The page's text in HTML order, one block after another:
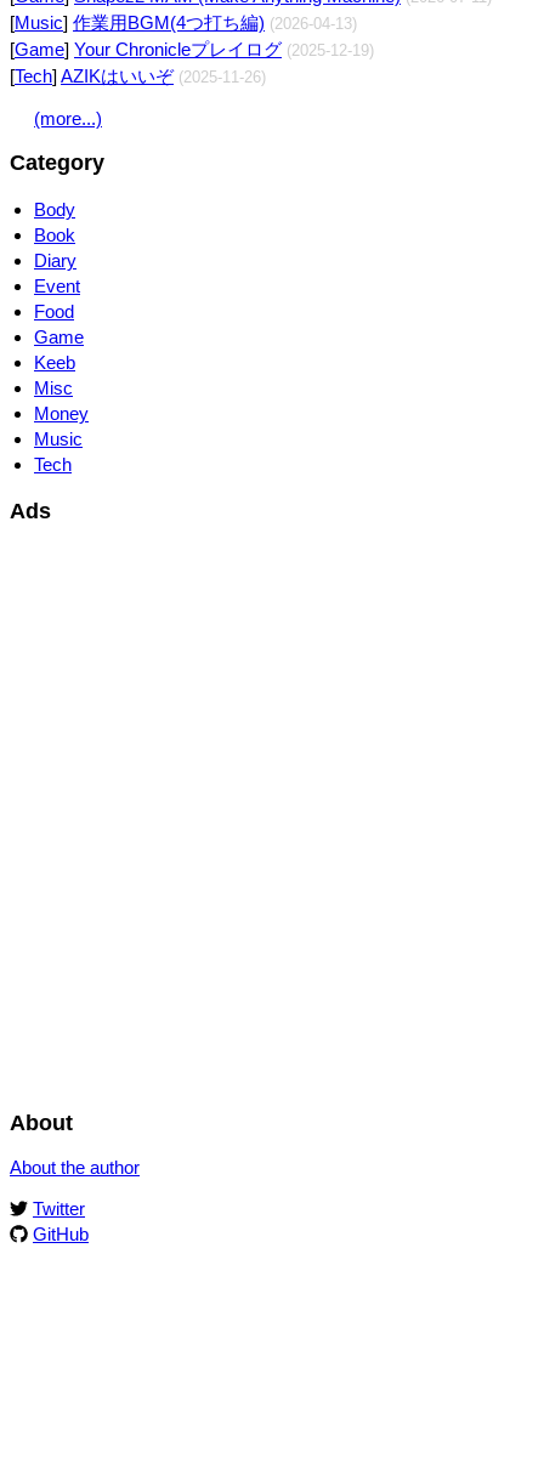
[Music] 作業用BGM(4つ打ち編) (2026-04-13)
[Game] Your Chronicleプレイログ (2025-12-19)
[Tech]AZIKはいいぞ (2025-11-26)
(more...)
Category
Body
Book
Diary
Event
Food
Game
Keeb
Misc
Money
Music
Tech
Ads
About
About the author
Twitter
GitHub